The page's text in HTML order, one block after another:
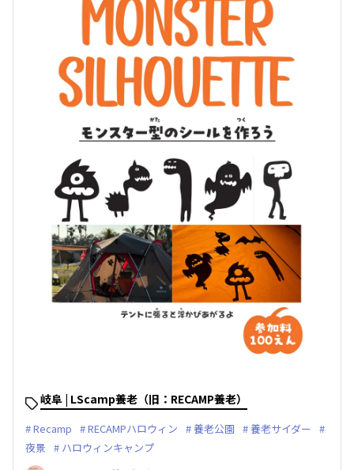
岐阜 | LScamp養老（旧：RECAMP養老）
Recamp RECAMPハロウィン 養老公園
養老サイダー
夜景
ハロウィンキャンプ